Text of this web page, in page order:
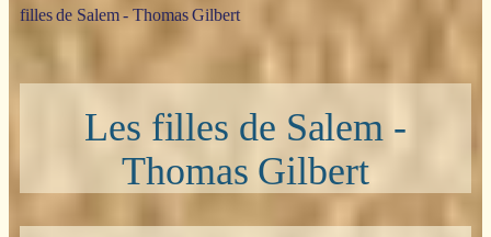
filles de Salem - Thomas Gilbert
Les filles de Salem -
Thomas Gilbert